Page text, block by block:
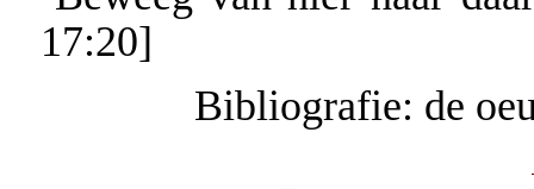
17:20]
Bibliografie: de